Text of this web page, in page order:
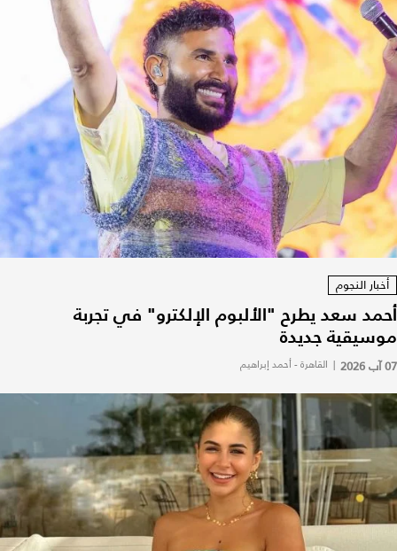
أخبار النجوم
أحمد سعد يطرح "الألبوم الإلكترو" في تجربة
موسيقية جديدة
07 آب 2026 | القاهرة - أحمد إبراهيم